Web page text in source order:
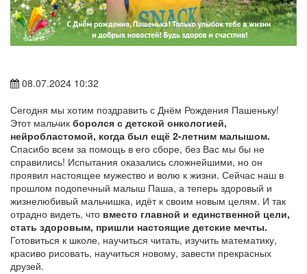
08.07.2024 10:32
Сегодня мы хотим поздравить с Днём Рождения Пашеньку!
Этот мальчик боролся с детской онкологией,
нейробластомой, когда был ещё 2-летним малышом.
Спасибо всем за помощь в его сборе, без Вас мы бы не
справились! Испытания оказались сложнейшими, но он
проявил настоящее мужество и волю к жизни. Сейчас наш в
прошлом подопечный малыш Паша, а теперь здоровый и
жизнелюбивый мальчишка, идёт к своим новым целям. И так
отрадно видеть, что вместо главной и единственной цели,
стать здоровым, пришли настоящие детские мечты.
Готовиться к школе, научиться читать, изучить математику,
красиво рисовать, научиться новому, завести прекрасных
друзей.